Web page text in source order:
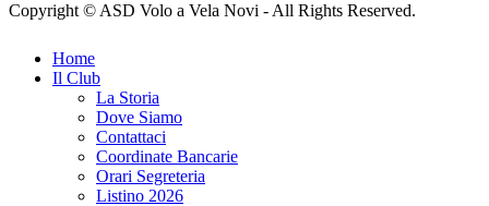
Copyright © ASD Volo a Vela Novi - All Rights Reserved.
Home
Il Club
La Storia
Dove Siamo
Contattaci
Coordinate Bancarie
Orari Segreteria
Listino 2026